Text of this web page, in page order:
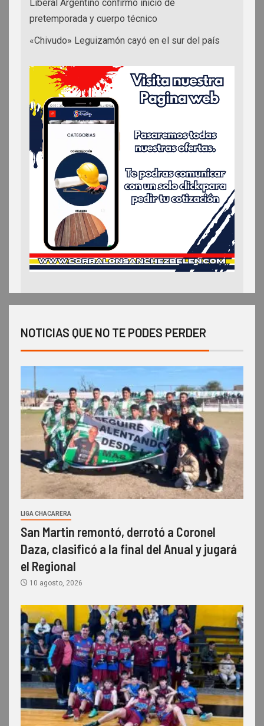
Liberal Argentino confirmó inicio de
pretemporada y cuerpo técnico
«Chivudo» Leguizamón cayó en el sur del país
NOTICIAS QUE NO TE PODES PERDER
LIGA CHACARERA
San Martin remontó, derrotó a Coronel
Daza, clasificó a la final del Anual y jugará
el Regional
10 agosto, 2026